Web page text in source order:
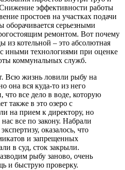
эффективности работы
простоев на участках подачи
оборачивается серьезными
ремонтом. Вот почему
из котельной – это абсолютная
иными технологиями при оценке
коммунальных служб.
Всю жизнь ловили рыбу на
она вся куда-то из него
все дело в воде, которую
также в это озеро с
на прием к директору, но
все по закону. Набрали
оказалось, что
и запрещенных
в суд, сток закрыли.
рыбу заново, очень
и быструю проверку.